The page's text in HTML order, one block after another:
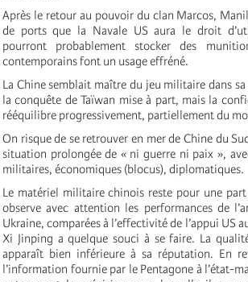
Après le retour au pouvoir du clan Marcos,
de ports que la Navale US aura le droit
pourront probablement stocker des
contemporains font un usage effréné.
La Chine semblait maître du jeu militaire dans
la conquête de Taïwan mise à part, mais la
rééquilibre progressivement, partiellement du
On risque de se retrouver en mer de Chine du
situation prolongée de « ni guerre ni paix »,
militaires, économiques (blocus), diplomatiques.
Le matériel militaire chinois reste pour une part
observe avec attention les performances de
Ukraine, comparées à l’effectivité de l’appui US
Xi Jinping a quelque souci à se faire. La
apparaît bien inférieure à sa réputation. En
l’information fournie par le Pentagone à l’état-